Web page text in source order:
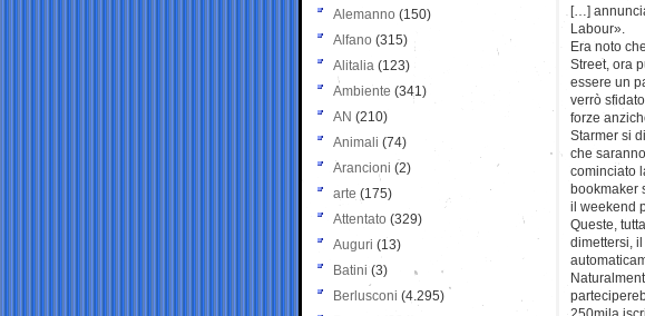
[…]
Labour».
Era noto
Street, ora
essere un
verrò
forze
Starmer si
che
cominciato
bookmaker
il weekend
Queste,
dimettersi,
Alemanno (150)
Alfano (315)
Alitalia (123)
Ambiente (341)
AN (210)
Animali (74)
Arancioni (2)
arte (175)
Attentato (329)
Auguri (13)
Batini (3)
Berlusconi (4.295)